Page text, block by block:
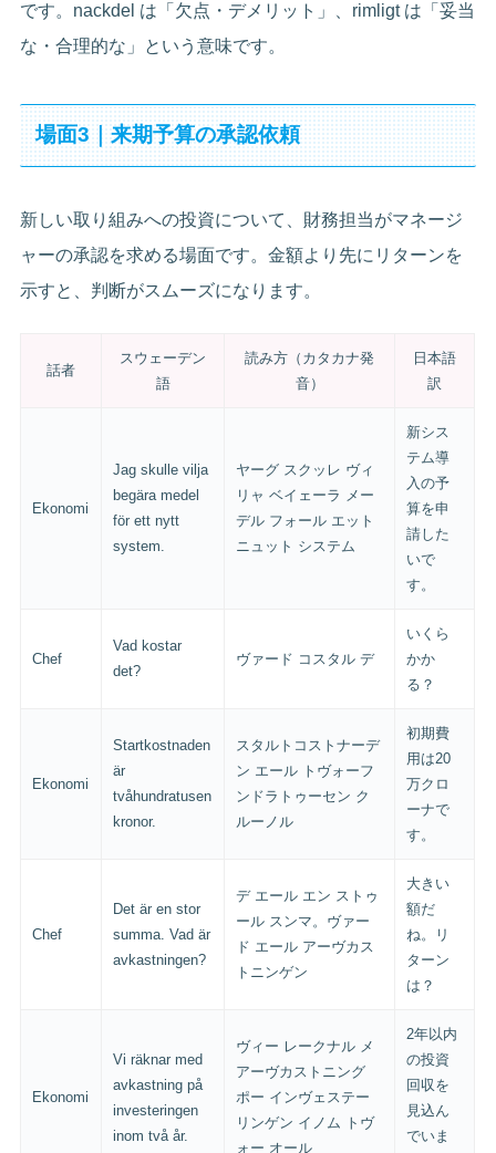
です。nackdel は「欠点・デメリット」、rimligt は「妥当
な・合理的な」という意味です。
場面3｜来期予算の承認依頼
新しい取り組みへの投資について、財務担当がマネージ
ャーの承認を求める場面です。金額より先にリターンを
示すと、判断がスムーズになります。
話者
スウェーデン
語
読み方（カタカナ発
音）
日本語
訳
Ekonomi
Jag skulle vilja
begära medel
för ett nytt
system.
ヤーグ スクッレ ヴィ
リャ ベイェーラ メー
デル フォール エット
ニュット システム
新シス
テム導
入の予
算を申
請した
いで
す。
Chef
Vad kostar
det?
ヴァード コスタル デ
いくら
かか
る？
Ekonomi
Startkostnaden
är
tvåhundratusen
kronor.
スタルトコストナーデ
ン エール トヴォーフ
ンドラトゥーセン ク
ルーノル
初期費
用は20
万クロ
ーナで
す。
Chef
Det är en stor
summa. Vad är
avkastningen?
デ エール エン ストゥ
ール スンマ。ヴァー
ド エール アーヴカス
トニンゲン
大きい
額だ
ね。リ
ターン
は？
Ekonomi
Vi räknar med
avkastning på
investeringen
inom två år.
ヴィー レークナル メ
アーヴカストニング
ポー インヴェステー
リンゲン イノム トヴ
ォー オール
2年以内
の投資
回収を
見込ん
でいま